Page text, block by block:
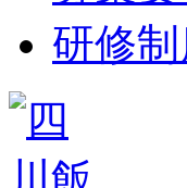
研修